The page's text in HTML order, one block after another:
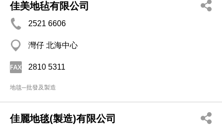
佳美地毡有限公司
2521 6606
灣仔 北海中心
2810 5311
地毯─批發及製造
佳麗地毯(製造)有限公司